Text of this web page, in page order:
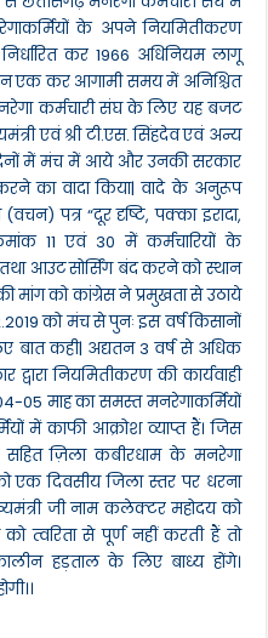
के अपने नियमितीकरण
कर 1966 अधिनियम लागू
एक कर आगामी समय में अनिश्चित
कर्मचारी संघ के लिए यह बजट
एवं श्री टी.एस. सिंहदेव एवं अन्य
दिनों में मंच में आये और उनकी सरकार
का वादा किया| वादे के अनुरूप
पत्र “दूर दृष्टि, पक्का इरादा,
11 एवं 30 में कर्मचारियों के
आउट सोर्सिंग बंद करने को स्थान
मांग को कांग्रेस ने प्रमुखता से उठाये
को मंच से पुनः इस वर्ष किसानों
बात कही| अद्यतन 3 वर्ष से अधिक
नियमितीकरण की कार्यवाही
05 माह का समस्त मनरेगाकर्मियों
में काफी आक्रोश व्याप्त हैं। जिस
ज़िला कबीरधाम के मनरेगा
एक दिवसीय जिला स्तर पर धरना
जी नाम कलेक्टर महोदय को
को त्वरिता से पूर्ण नहीं करती हैं तो
हड़ताल के लिए बाध्य होंगे।